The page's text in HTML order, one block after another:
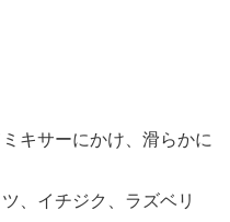
キサーにかけ、滑らかに
、イチジク、ラズベリ